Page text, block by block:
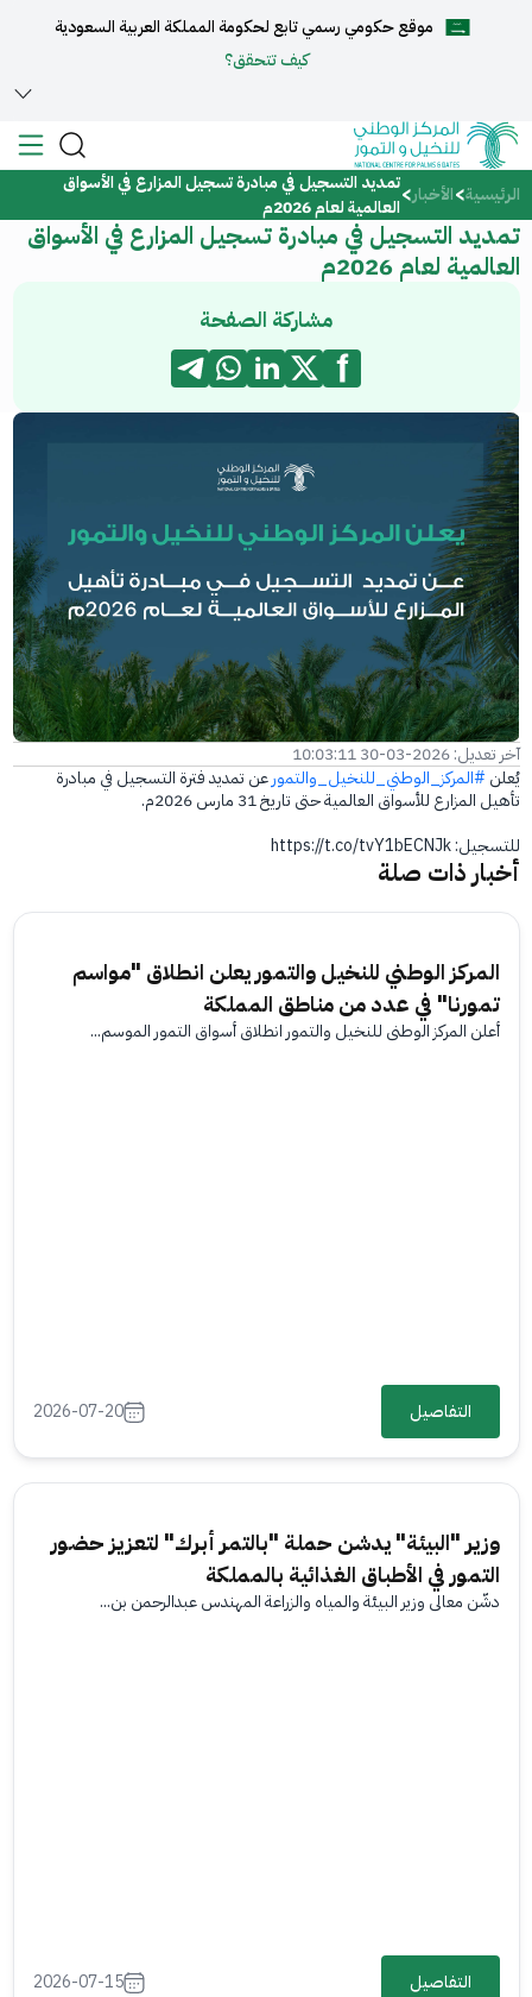
كيف تتحقق؟
English
الرئيسية
عن المركز
المركز الإعلامي
مركز الدعم والمساعدة
الفرع الإلكتروني
الرئيسية الأخبار تمديد التسجيل في مبادرة تسجيل المزارع في الأسواق
العالمية لعام 2026م
تمديد التسجيل في مبادرة تسجيل المزارع في الأسواق
العالمية لعام 2026م
مشاركة الصفحة
آخر تعديل: 2026-03-30 10:03:11
يُعلن #المركز_الوطني_للنخيل_والتمورعن تمديد فترة التسجيل في مبادرة
تأهيل المزارع للأسواق العالمية حتى تاريخ 31 مارس 2026م.
للتسجيل: https://t.co/tvY1bECNJk
أخبار ذات صلة
المركز الوطني للنخيل والتمور يعلن انطلاق "مواسم
تمورنا" في عدد من مناطق المملكة
أعلن المركز الوطني للنخيل والتمور انطلاق أسواق التمور الموسم...
التفاصيل 2026-07-20
وزير "البيئة" يدشن حملة "بالتمر أبرك" لتعزيز حضور
التمور في الأطباق الغذائية بالمملكة
دشّن معالي وزير البيئة والمياه والزراعة المهندس عبدالرحمن بن...
التفاصيل 2026-07-15